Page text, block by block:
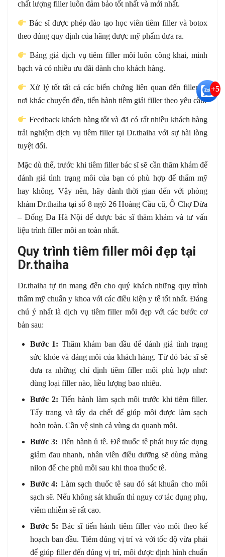
chất lượng filler luôn đảm bảo tốt nhất và mới nhất.
Bác sĩ được phép đào tạo học viên tiêm filler và botox
theo đúng quy định của hãng dược mỹ phẩm đưa ra.
Bảng giá dịch vụ tiêm filler môi luôn công khai, minh
bạch và có nhiều ưu đãi dành cho khách hàng.
Xử lý tốt tất cả các biến chứng liên quan đến filler từ
nơi khác chuyển đến, tiến hành tiêm giải filler theo yêu cầu.
Feedback khách hàng tốt và đã có rất nhiều khách hàng
trải nghiệm dịch vụ tiêm filler tại Dr.thaiha với sự hài lòng
tuyệt đối.
Mặc dù thế, trước khi tiêm filler bác sĩ sẽ cần thăm khám để
đánh giá tình trạng môi của bạn có phù hợp để thẩm mỹ
hay không. Vậy nên, hãy dành thời gian đến với phòng
khám Dr.thaiha tại số 8 ngõ 26 Hoàng Cầu cũ, Ô Chợ Dừa
– Đống Đa Hà Nội để được bác sĩ thăm khám và tư vấn
liệu trình filler môi an toàn nhất.
Quy trình tiêm filler môi đẹp tại
Dr.thaiha
Dr.thaiha tự tin mang đến cho quý khách những quy trình
thẩm mỹ chuẩn y khoa với các điều kiện y tế tốt nhất. Đáng
chú ý nhất là dịch vụ tiêm filler môi đẹp với các bước cơ
bản sau:
Bước 1: Thăm khám ban đầu để đánh giá tình trạng
sức khỏe và dáng môi của khách hàng. Từ đó bác sĩ sẽ
đưa ra những chỉ định tiêm filler môi phù hợp như:
dùng loại filler nào, liều lượng bao nhiêu.
Bước 2:Tiến hành làm sạch môi trước khi tiêm filler.
Tẩy trang và tẩy da chết để giúp môi được làm sạch
hoàn toàn. Cần vệ sinh cả vùng da quanh môi.
Bước 3: Tiến hành ủ tê. Để thuốc tê phát huy tác dụng
giảm đau nhanh, nhân viên điều dưỡng sẽ dùng màng
nilon để che phủ môi sau khi thoa thuốc tê.
Bước 4: Làm sạch thuốc tê sau đó sát khuẩn cho môi
sạch sẽ. Nếu không sát khuẩn thì nguy cơ tác dụng phụ,
viêm nhiễm sẽ rất cao.
Bước 5: Bác sĩ tiến hành tiêm filler vào môi theo kế
hoạch ban đầu. Tiêm đúng vị trí và với tốc độ vừa phải
để giúp filler đến đúng vị trí, môi được định hình chuẩn
+5